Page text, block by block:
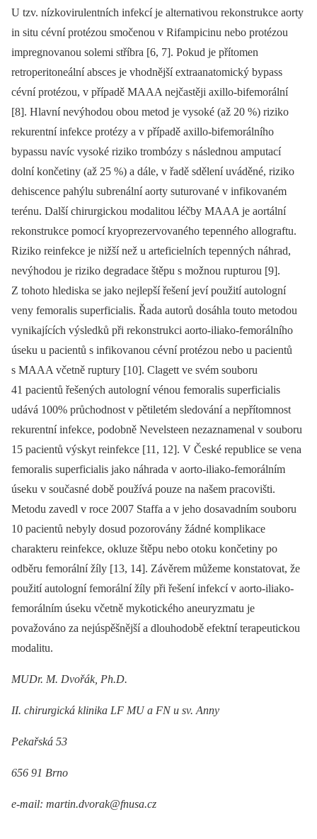
U tzv. nízkovirulentních infekcí je alternativou rekonstrukce aorty
in situ cévní protézou smočenou v Rifampicinu nebo protézou
impregnovanou solemi stříbra [6, 7]. Pokud je přítomen
retroperitoneální absces je vhodnější extraanatomický bypass
cévní protézou, v případě MAAA nejčastěji axillo-bifemorální
[8]. Hlavní nevýhodou obou metod je vysoké (až 20 %) riziko
rekurentní infekce protézy a v případě axillo-bifemorálního
bypassu navíc vysoké riziko trombózy s následnou amputací
dolní končetiny (až 25 %) a dále, v řadě sdělení uváděné, riziko
dehiscence pahýlu subrenální aorty suturované v infikovaném
terénu. Další chirurgickou modalitou léčby MAAA je aortální
rekonstrukce pomocí kryoprezervovaného tepenného allograftu.
Riziko reinfekce je nižší než u arteficielních tepenných náhrad,
nevýhodou je riziko degradace štěpu s možnou rupturou [9].
Z tohoto hlediska se jako nejlepší řešení jeví použití autologní
veny femoralis superficialis. Řada autorů dosáhla touto metodou
vynikajících výsledků při rekonstrukci aorto-iliako-femorálního
úseku u pacientů s infikovanou cévní protézou nebo u pacientů
s MAAA včetně ruptury [10]. Clagett ve svém souboru
41 pacientů řešených autologní vénou femoralis superficialis
udává 100% průchodnost v pětiletém sledování a nepřítomnost
rekurentní infekce, podobně Nevelsteen nezaznamenal v souboru
15 pacientů výskyt reinfekce [11, 12]. V České republice se vena
femoralis superficialis jako náhrada v aorto-iliako-femorálním
úseku v současné době používá pouze na našem pracovišti.
Metodu zavedl v roce 2007 Staffa a v jeho dosavadním souboru
10 pacientů nebyly dosud pozorovány žádné komplikace
charakteru reinfekce, okluze štěpu nebo otoku končetiny po
odběru femorální žíly [13, 14]. Závěrem můžeme konstatovat, že
použití autologní femorální žíly při řešení infekcí v aorto-iliako-
femorálním úseku včetně mykotického aneuryzmatu je
považováno za nejúspěšnější a dlouhodobě efektní terapeutickou
modalitu.
MUDr. M. Dvořák, Ph.D.
II. chirurgická klinika LF MU a FN u sv. Anny
Pekařská 53
656 91 Brno
e-mail: martin.dvorak@fnusa.cz